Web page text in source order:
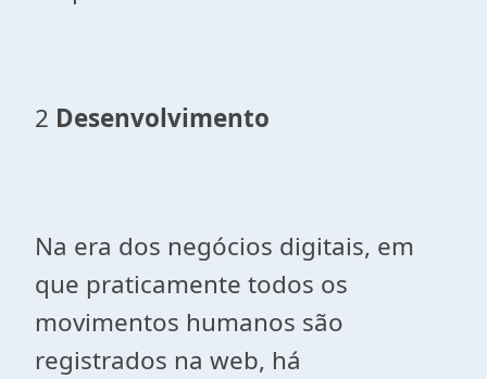
2 Desenvolvimento
Na era dos negócios digitais, em
que praticamente todos os
movimentos humanos são
registrados na web, há